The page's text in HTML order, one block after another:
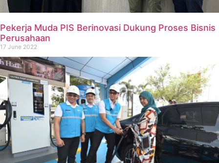
Pekerja Muda PIS Berinovasi Dukung Proses Bisnis
Perusahaan
17 June 2022